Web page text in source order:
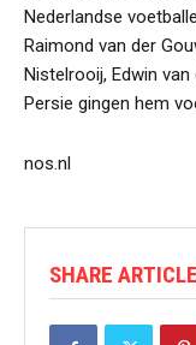
Nederlandse
Raimond van der
Nistelrooij, Edwin van
Persie gingen hem
nos.nl
SHARE ARTICLE